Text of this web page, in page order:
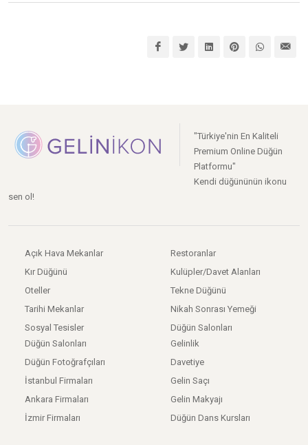
"Türkiye'nin En Kaliteli
Premium Online Düğün
Platformu"
Kendi düğününün ikonu
sen ol!
Açık Hava Mekanlar
Kır Düğünü
Oteller
Tarihi Mekanlar
Sosyal Tesisler
Restoranlar
Kulüpler/Davet Alanları
Tekne Düğünü
Nikah Sonrası Yemeği
Düğün Salonları
Düğün Salonları
Düğün Fotoğrafçıları
İstanbul Firmaları
Ankara Firmaları
İzmir Firmaları
Gelinlik
Davetiye
Gelin Saçı
Gelin Makyajı
Düğün Dans Kursları